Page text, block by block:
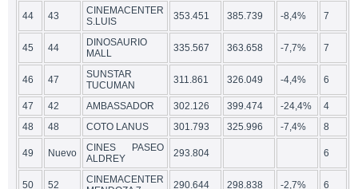
44 43
CINEMACENTER
S.LUIS
353.451 385.739 -8,4% 7
45 44
DINOSAURIO
MALL
335.567 363.658 -7,7% 7
46 47
SUNSTAR
TUCUMAN
311.861 326.049 -4,4% 6
47 42 AMBASSADOR 302.126 399.474 -24,4%
4
48
48 COTO LANUS 301.793 325.996 -7,4% 8
49 Nuevo
CINES PASEO
ALDREY
293.804 6
50 52
CINEMACENTER
290.644 298.838 -2,7% 6